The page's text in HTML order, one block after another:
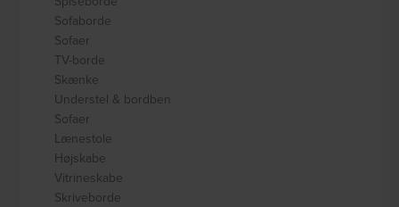
Sofaborde
Sofaer
TV-borde
Skænke
Understel & bordben
Sofaer
Lænestole
Højskabe
Vitrineskabe
Skriveborde